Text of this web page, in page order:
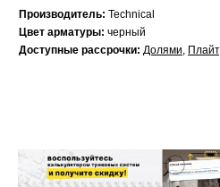
Производитель: Technical
Цвет арматуры: черный
Доступные рассрочки: Долями, Плайт